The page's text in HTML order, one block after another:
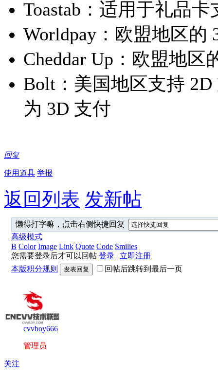
Toastab：适用于礼品
Worldpay：欧盟地区的
Cheddar Up：欧盟地
Bolt：美国地区支持
为 3D 支付
回复
使用道具 举报
返回列表 发新帖
懒得打字嘛，点击右侧快捷回复
高级模式
B Color Image Link Quote Code Smilies
您需要登录后才可以回帖 登录 | 立即注册
本版积分规则
发表回复 回帖后跳转到最后一页
cvvboy666
管理员
关注